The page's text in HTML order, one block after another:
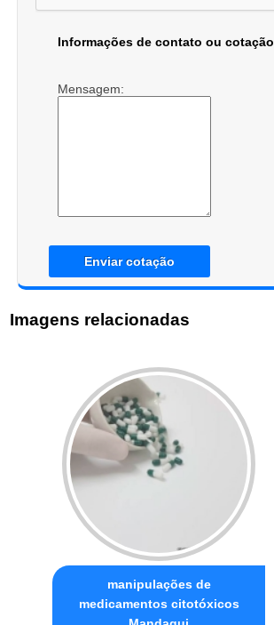
Informações de contato ou cotação
Mensagem:
Enviar cotação
Imagens relacionadas
manipulações de
medicamentos citotóxicos